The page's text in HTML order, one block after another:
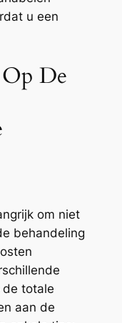
u een
De
om niet
behandeling
de totale
aan de